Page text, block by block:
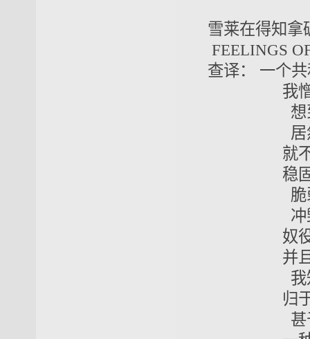
雪莱在得知拿
FEELINGS
查译： 一个
我憎恨你
想到象你
居然也在
就不禁难
稳固一迄
脆弱而血
冲毁到寂
奴役、贪
并且窒息
我知之已
归于尘土
甚于“暴